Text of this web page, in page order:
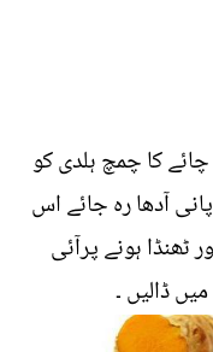
کا چمچ ہلدی کو
آدھا رہ جائے اس
ہونے پرآئی
ڈالیں ۔